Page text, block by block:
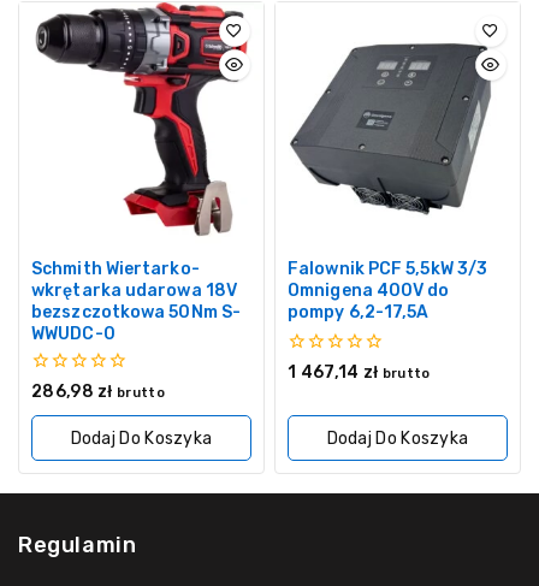
Schmith Wiertarko-
wkrętarka udarowa 18V
bezszczotkowa 50Nm S-
WWUDC-0
0
5
286,98 zł brutto
Dodaj Do Koszyka
Falownik PCF 5,5kW 3/3
Omnigena 400V do
pompy 6,2-17,5A
0
1 467,14 zł brutto
Dodaj Do Koszyka
Regulamin